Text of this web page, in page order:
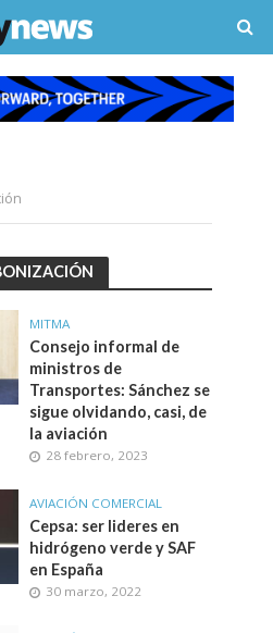
MITMA
Consejo informal de
ministros de
Transportes: Sánchez se
sigue olvidando, casi, de
la aviación
28 febrero, 2023
AVIACIÓN COMERCIAL
Cepsa: ser lideres en
hidrógeno verde y SAF
en España
30 marzo, 2022